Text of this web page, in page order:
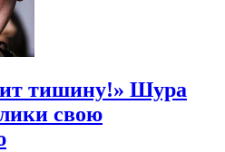
тишину!» Шура
свою